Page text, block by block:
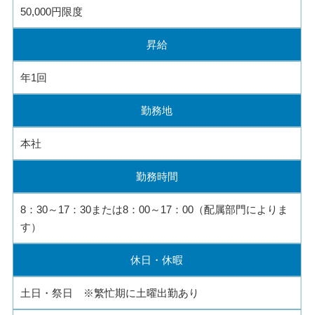
50,000円限度
昇給
年1回
勤務地
本社
勤務時間
8：30～17：30または8：00～17：00（配属部門によりま
す）
休日・休暇
土日・祭日 ※繁忙期に土曜出勤あり